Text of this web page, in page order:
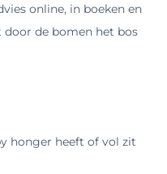
online, in boeken en
door de bomen het bos
honger heeft of vol zit